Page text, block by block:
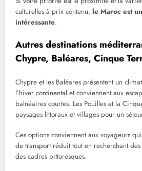
culturelles à prix contenu, le Maroc est
intéressante.
Autres destinations
Chypre, Baléares, Cinque
Chypre et les Baléares présentent un
l’hiver continental et conviennent aux
balnéaires courtes. Les Pouilles et la
paysages littoraux et villages pour un
Ces options conviennent aux voyageurs
de transport réduit tout en recherchant
des cadres pittoresques.